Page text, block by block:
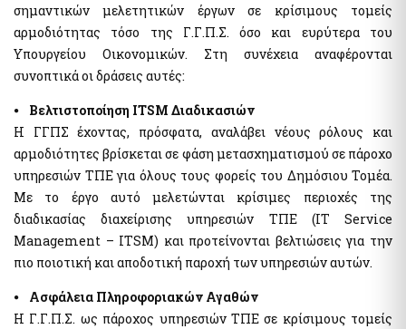
Λοιπές Υπηρεσίες Δ.Δ.
Εθνικό Μητρώο Επικοινωνίας (Ε.Μ.Επ) Κέντρο Ειδοποιήσεων
Κράτος φιλικό προς τον πολίτη (ΔΔ)
Υπηρεσία Εξουσιοδότησης Χρηστών Οριζόντιων
Πληροφοριακών Συστημάτων Δημόσιας Διοίκησης
Υπηρεσία Εξουσιοδότησης Χρηστών Ιδιωτικού Τομέα για
πρόσβαση σε εξειδικευμένα πληροφοριακά συστήματα του
δημοσίου
Μητρώο Ανθρώπινου Δυναμικού Ελληνικού Δημοσίου
Κωδικοί Δημόσιας Διοίκησης
Μητρώο Πιστοποιημένων Εκτιμητών Δημοσίου
Σύνοψη Μητρώου Δεσμεύσεων
Ψηφιακές Υπογραφές
Ηλεκτρονική Διακίνηση Εγγράφων και Ψηφιακές Υπογραφές
Εθνικό Μητρώο Ζώων Συντροφιάς (Ε.Μ.Ζ.Σ.)
Know Your Business – (eGov-KYB)
Σύστημα Ιχνηλασιμότητας Καπνικών Προϊόντων (ID Issuer)
Ηλεκτρονική Πλατφόρμα Προστασίας Κύριας Κατοικίας
Φύλλα Υπολογισμού ΑΠΑΑ
Εκτιμήσεις Τιμών Ζώνης ΑΠΑΑ
Μητρώο Αξιών Μεταβιβάσεων Ακινήτων
Πλατφόρμα δήλωσης διόρθωσης τ.μ. ακινήτων προς τους ΟΤΑ
Προστασία Κύριας Κατοικίας πληγέντων Κορωνοιού
Υπηρεσίες ΑΑΔΕ
Φορολογία Πολιτών / Επιχειρήσεων
σημαντικών μελετητικών έργων σε κρίσιμους τομείς
αρμοδιότητας τόσο της Γ.Γ.Π.Σ. όσο και ευρύτερα του
Υπουργείου Οικονομικών. Στη συνέχεια αναφέρονται
συνοπτικά οι δράσεις αυτές:
⦁ Βελτιστοποίηση ITSM Διαδικασιών
Η ΓΓΠΣ έχοντας, πρόσφατα, αναλάβει νέους ρόλους και
αρμοδιότητες βρίσκεται σε φάση μετασχηματισμού σε πάροχο
υπηρεσιών ΤΠΕ για όλους τους φορείς του Δημόσιου Τομέα.
Με το έργο αυτό μελετώνται κρίσιμες περιοχές της
διαδικασίας διαχείρισης υπηρεσιών ΤΠΕ (IT Service
Management – ITSM) και προτείνονται βελτιώσεις για την
πιο ποιοτική και αποδοτική παροχή των υπηρεσιών αυτών.
⦁ Ασφάλεια Πληροφοριακών Αγαθών
Η Γ.Γ.Π.Σ. ως πάροχος υπηρεσιών ΤΠΕ σε κρίσιμους τομείς